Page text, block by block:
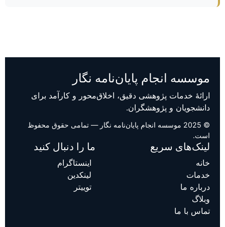
موسسه انجام پایان‌نامه نگار
ارائهٔ خدمات پژوهشی دقیق، اخلاق‌محور و کارآمد برای
دانشجویان و پژوهشگران.
© 2025 موسسه انجام پایان‌نامه نگار — تمامی حقوق محفوظ
است.
لینک‌های سریع
خانه
خدمات
درباره ما
وبلاگ
تماس با ما
ما را دنبال کنید
اینستاگرام
لینکدین
توییتر